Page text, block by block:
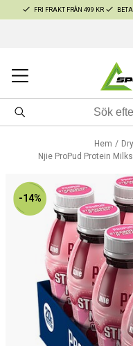
FRI FRAKT FRÅN 499 KR
Hem
Njie ProPud Protein
-14%